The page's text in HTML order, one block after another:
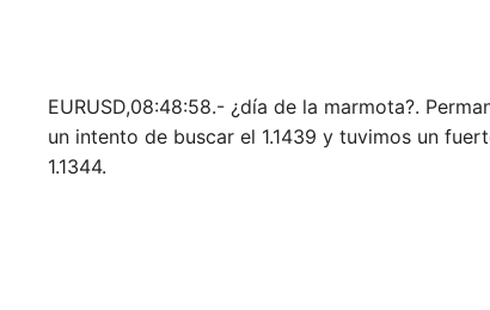
EURUSD,08:48:58.- ¿día de la marmota?.
un intento de buscar el 1.1439 y tuvimos un
1.1344.